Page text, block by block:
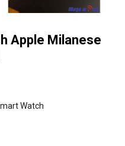
Apple Milanese
Watch